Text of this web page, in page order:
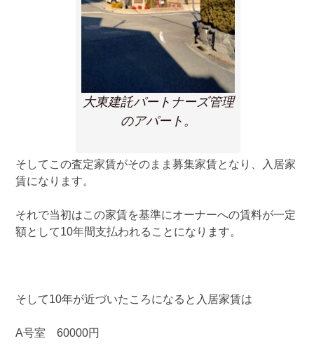
大東建託パートナーズ管理
のアパート。
そしてこの査定家賃がそのまま募集家賃となり、入居家
賃になります。
それで当初はこの家賃を基準にオーナーへの賃料が一定
額として10年間支払われることになります。
そして10年が近づいたころになると入居家賃は
A号室 60000円